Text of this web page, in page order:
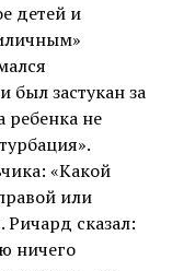
детей и
был застукан за
ребенка не
«Какой
или
Ричард сказал:
ничего